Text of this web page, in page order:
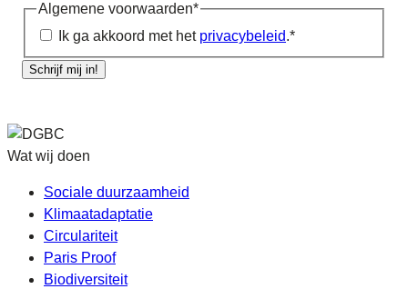
Algemene voorwaarden*
Ik ga akkoord met het privacybeleid.*
Schrijf mij in!
Wat wij doen
Sociale duurzaamheid
Klimaatadaptatie
Circulariteit
Paris Proof
Biodiversiteit